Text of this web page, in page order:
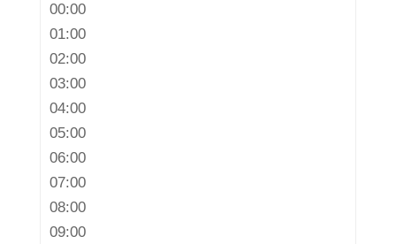
00:00
01:00
02:00
03:00
04:00
05:00
06:00
07:00
08:00
09:00